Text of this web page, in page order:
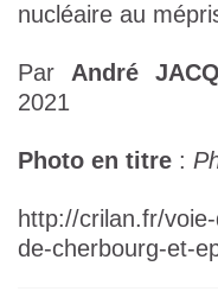
nucléaire au
Par André
2021
Photo en titre :
http://crilan.fr/
de-cherbourg-et-